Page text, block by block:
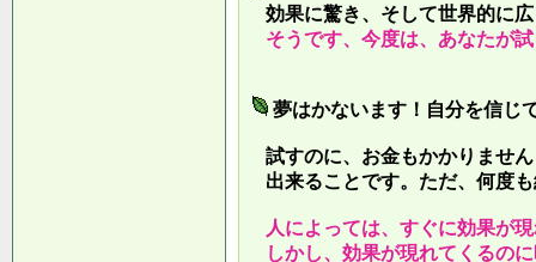
効果に驚き、そして世界的に
そうです、今度は、あなたが
夢はかないます！自分を信じ
試すのに、お金もかかりませ
出来ることです。ただ、何度
人によっては、すぐに効果が
しかし、効果が現れてくるの